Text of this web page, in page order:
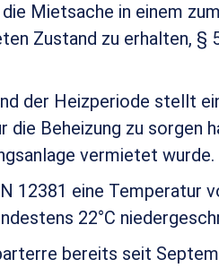
Mietsache in einem zum
Zustand zu erhalten, §
der Heizperiode stellt
Beheizung zu sorgen
vermietet wurde.
12381 eine Temperatur
22°C
bereits seit